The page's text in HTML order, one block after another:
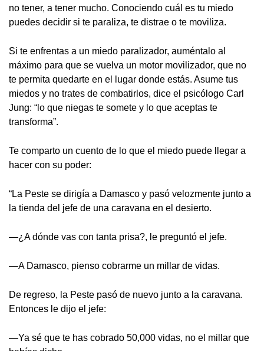
no tener, a tener mucho. Conociendo cuál es tu miedo
puedes decidir si te paraliza, te distrae o te moviliza.
Si te enfrentas a un miedo paralizador, auméntalo al
máximo para que se vuelva un motor movilizador, que no
te permita quedarte en el lugar donde estás. Asume tus
miedos y no trates de combatirlos, dice el psicólogo Carl
Jung: “lo que niegas te somete y lo que aceptas te
transforma”.
Te comparto un cuento de lo que el miedo puede llegar a
hacer con su poder:
“La Peste se dirigía a Damasco y pasó velozmente junto a
la tienda del jefe de una caravana en el desierto.
—¿A dónde vas con tanta prisa?, le preguntó el jefe.
—A Damasco, pienso cobrarme un millar de vidas.
De regreso, la Peste pasó de nuevo junto a la caravana.
Entonces le dijo el jefe:
—Ya sé que te has cobrado 50,000 vidas, no el millar que